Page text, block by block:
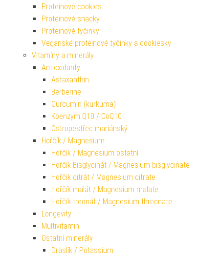
Proteinové cookies
Proteinové snacky
Proteinové tyčinky
Veganské proteinové tyčinky a cookiesky
Vitamíny a minerály
Antioxidanty
Astaxanthin
Berberine
Curcumin (kurkuma)
Koenzym Q10 / CoQ10
Ostropestřec mariánský
Hořčík / Magnesium
Hořčík / Magnesium ostatní
Hořčík Bisglycinát / Magnesium bisglycinate
Hořčík citrát / Magnesium citrate
Hořčík malát / Magnesium malate
Hořčík treonát / Magnesium threonate
Longevity
Multivitamin
Ostatní minerály
Draslík / Potassium